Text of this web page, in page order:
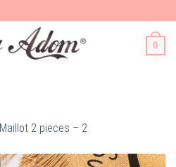
0
Maillot 2 pieces – 2